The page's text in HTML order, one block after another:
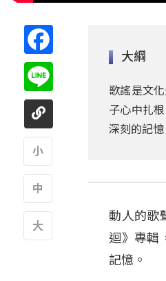
大綱
歌謠是文
子心中扎
深刻的記憶
動人的歌
迴》專輯
記憶。